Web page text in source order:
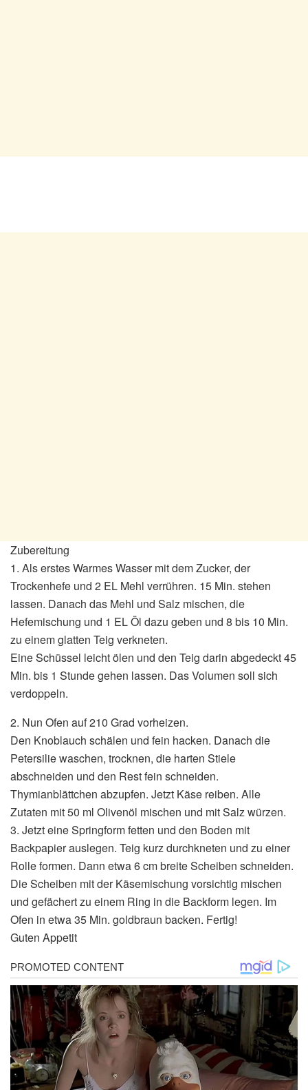
Zubereitung
1. Als erstes Warmes Wasser mit dem Zucker, der
Trockenhefe und 2 EL Mehl verrühren. 15 Min. stehen
lassen. Danach das Mehl und Salz mischen, die
Hefemischung und 1 EL Öl dazu geben und 8 bis 10 Min.
zu einem glatten Teig verkneten.
Eine Schüssel leicht ölen und den Teig darin abgedeckt 45
Min. bis 1 Stunde gehen lassen. Das Volumen soll sich
verdoppeln.
2. Nun Ofen auf 210 Grad vorheizen.
Den Knoblauch schälen und fein hacken. Danach die
Petersilie waschen, trocknen, die harten Stiele
abschneiden und den Rest fein schneiden.
Thymianblättchen abzupfen. Jetzt Käse reiben. Alle
Zutaten mit 50 ml Olivenöl mischen und mit Salz würzen.
3. Jetzt eine Springform fetten und den Boden mit
Backpapier auslegen. Teig kurz durchkneten und zu einer
Rolle formen. Dann etwa 6 cm breite Scheiben schneiden.
Die Scheiben mit der Käsemischung vorsichtig mischen
und gefächert zu einem Ring in die Backform legen. Im
Ofen in etwa 35 Min. goldbraun backen. Fertig!
Guten Appetit